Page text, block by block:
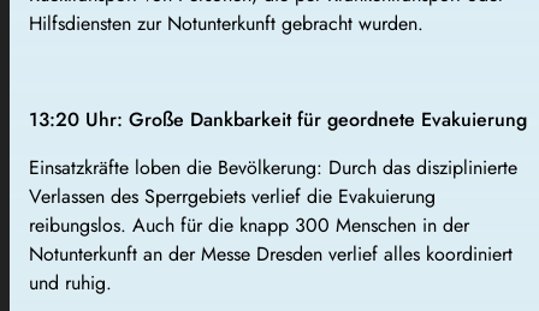
Hilfsdiensten zur Notunterkunft gebracht wurden.
13:20 Uhr: Große Dankbarkeit für geordnete Evakuierung
Einsatzkräfte loben die Bevölkerung: Durch das disziplinierte
Verlassen des Sperrgebiets verlief die Evakuierung
reibungslos. Auch für die knapp 300 Menschen in der
Notunterkunft an der Messe Dresden verlief alles koordiniert
und ruhig.